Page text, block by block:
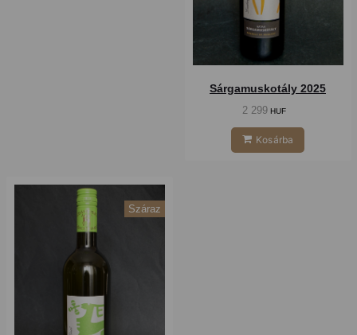
Sárgamuskotály 2025
2 299HUF
Kosárba
Száraz